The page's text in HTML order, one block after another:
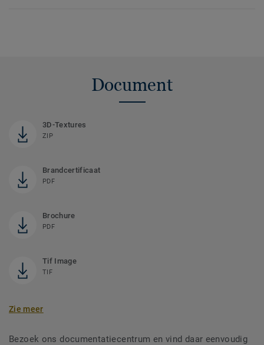
Document
3D-Textures
ZIP
Brandcertificaat
PDF
Brochure
PDF
Tif Image
TIF
Zie meer
Bezoek ons documentatiecentrum en vind daar eenvoudig